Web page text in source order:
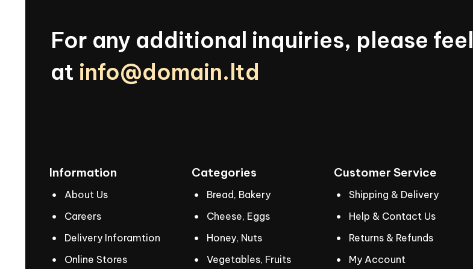
For any additional inquiries, please feel
at info@domain.ltd
Information
About Us
Careers
Delivery Inforamtion
Online Stores
Categories
Bread, Bakery
Cheese, Eggs
Honey, Nuts
Vegetables, Fruits
Customer Service
Shipping & Delivery
Help & Contact Us
Returns & Refunds
My Account